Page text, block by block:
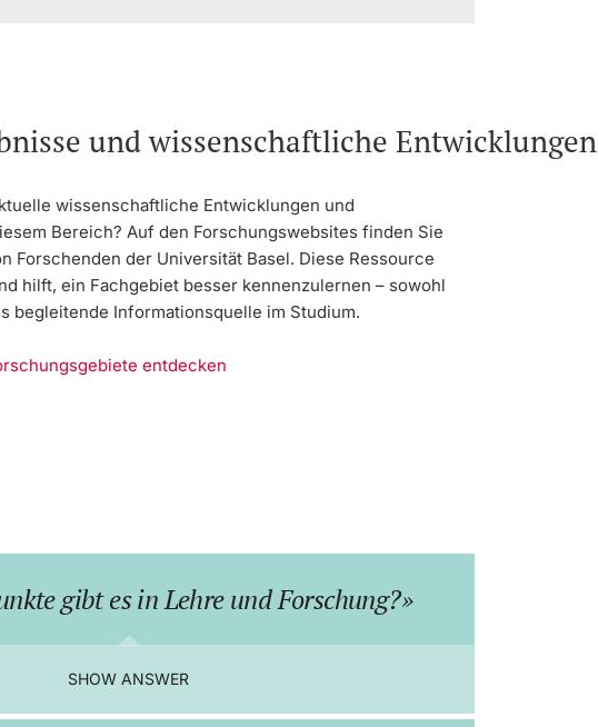
und wissenschaftliche Entwicklungen
wissenschaftliche Entwicklungen und
Bereich? Auf den Forschungswebsites finden Sie
Forschenden der Universität Basel. Diese Ressource
hilft, ein Fachgebiet besser kennenzulernen – sowohl
begleitende Informationsquelle im Studium.
entdecken
gibt es in Lehre und Forschung?
SHOW ANSWER